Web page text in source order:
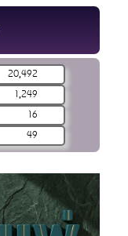
20,492
1,249
16
49